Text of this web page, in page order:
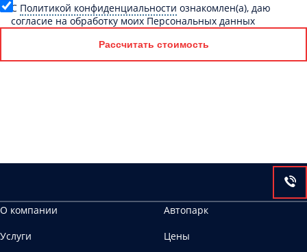
C Политикой конфиденциальности ознакомлен(а), даю
согласие на обработку моих Персональных данных
Рассчитать стоимость
О компании
Автопарк
Услуги
Цены